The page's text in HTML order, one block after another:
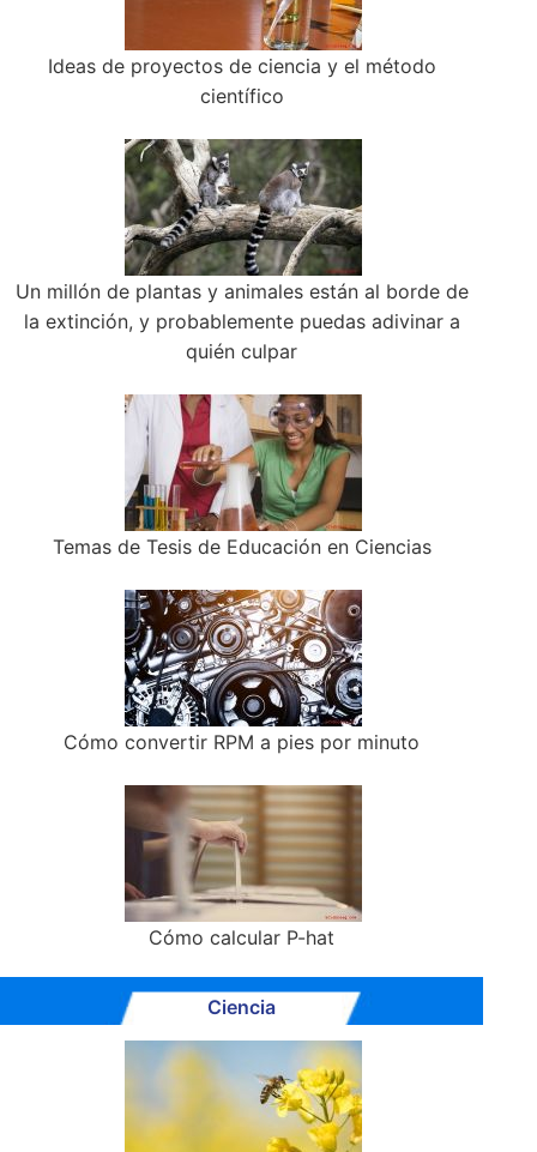
Ideas de proyectos de ciencia y el método
científico
Un millón de plantas y animales están al borde de
la extinción, y probablemente puedas adivinar a
quién culpar
Temas de Tesis de Educación en Ciencias
Cómo convertir RPM a pies por minuto
Cómo calcular P-hat
Ciencia